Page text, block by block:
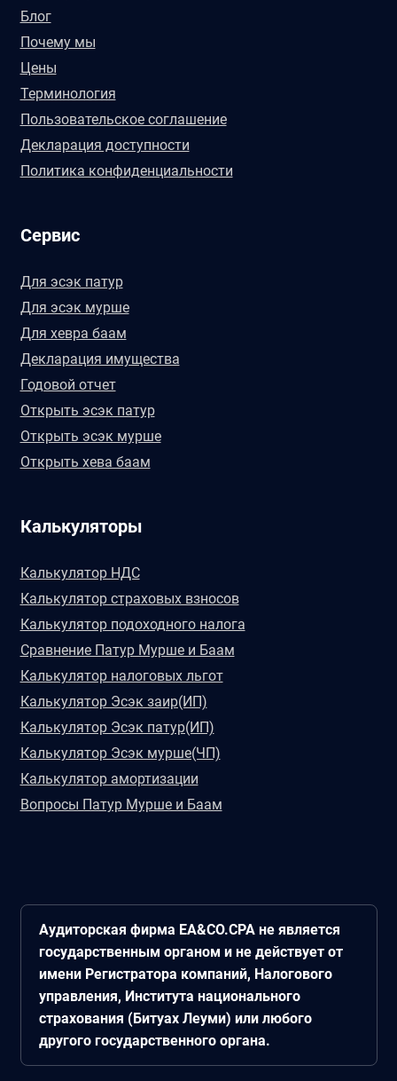
Блог
Почему мы
Цены
Терминология
Пользовательское соглашение
Декларация доступности
Политика конфиденциальности
Сервис
Для эсэк патур
Для эсэк мурше
Для хевра баам
Декларация имущества
Годовой отчет
Открыть эсэк патур
Открыть эсэк мурше
Открыть хева баам
Калькуляторы
Калькулятор НДС
Калькулятор страховых взносов
Калькулятор подоходного налога
Сравнение Патур Мурше и Баам
Калькулятор налоговых льгот
Калькулятор Эсэк заир(ИП)
Калькулятор Эсэк патур(ИП)
Калькулятор Эсэк мурше(ЧП)
Калькулятор амортизации
Вопросы Патур Мурше и Баам
Аудиторская фирма EA&CO.CPA не является
государственным органом и не действует от
имени Регистратора компаний, Налогового
управления, Института национального
страхования (Битуах Леуми) или любого
другого государственного органа.